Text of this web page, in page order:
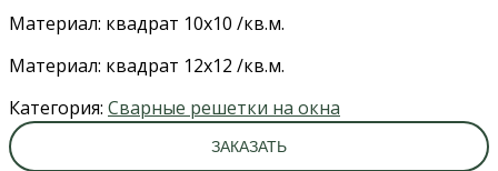
Материал: квадрат 10х10 /кв.м.
Материал: квадрат 12х12 /кв.м.
Категория: Сварные решетки на окна
ЗАКАЗАТЬ